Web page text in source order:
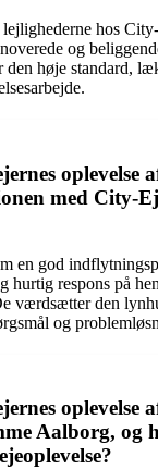
hos
og
den høje standard,
oplevelse
med City-
en god
hurtig respons på
værdsætter den
og
oplevelse
Aalborg, og